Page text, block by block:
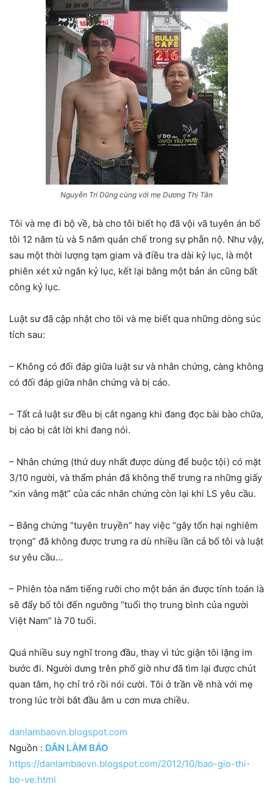
Nguyễn Trí Dũng cùng với mẹ Dương Thị Tân
Tôi và mẹ đi bộ về, bà cho tôi biết họ đã vội vã tuyên án bố
tôi 12 năm tù và 5 năm quản chế trong sự phẫn nộ. Như vậy,
sau một thời lượng tạm giam và điều tra dài kỷ lục, là một
phiên xét xử ngắn kỷ lục, kết lại bằng một bản án cũng bất
công kỷ lục.
Luật sư đã cập nhật cho tôi và mẹ biết qua những dòng súc
tích sau:
– Không có đối đáp giữa luật sư và nhân chứng, càng không
có đối đáp giữa nhân chứng và bị cáo.
– Tất cả luật sư đều bị cắt ngang khi đang đọc bài bào chữa,
bị cáo bị cắt lời khi đang nói.
– Nhân chứng (thứ duy nhất được dùng để buộc tội) có mặt
3/10 người, và thẩm phán đã không thể trưng ra những giấy
“xin vắng mặt” của các nhân chứng còn lại khi LS yêu cầu.
– Bằng chứng “tuyên truyền” hay việc “gây tổn hại nghiêm
trọng” đã không được trưng ra dù nhiều lần cả bố tôi và luật
sư yêu cầu…
– Phiên tòa năm tiếng rưỡi cho một bản án được tính toán là
sẽ đẩy bố tôi đến ngưỡng “tuổi thọ trung bình của người
Việt Nam” là 70 tuổi.
Quá nhiều suy nghĩ trong đầu, thay vì tức giận tôi lặng im
bước đi. Người dưng trên phố giờ như đã tìm lại được chút
quan tâm, họ chỉ trỏ rồi nói cười. Tôi ở trần về nhà với mẹ
trong lúc trời bắt đầu âm u cơn mưa chiều.
danlambaovn.blogspot.com
Nguồn : DÂN LÀM BÁO
https://danlambaovn.blogspot.com/2012/10/bao-gio-thi-
bo-ve.html